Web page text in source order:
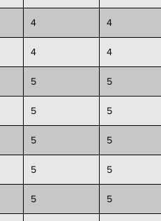
4 4
4 4
5 5
5 5
5 5
5 5
5 5